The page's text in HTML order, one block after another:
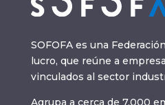
SOFOFA es una
lucro, que reúne a
vinculados al sector
Agrupa a cerca de 7.000